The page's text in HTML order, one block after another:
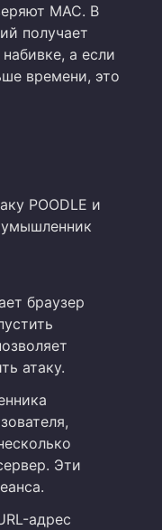
MAC. В
получает
а если
времени, это
POODLE и
браузер
атаку.
Эти
адрес